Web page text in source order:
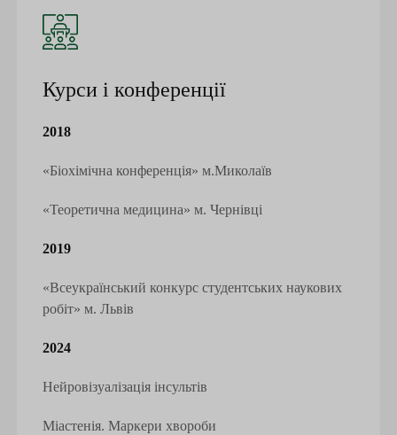
Курси і конференції
2018
«Біохімічна конференція» м.Миколаїв
«Теоретична медицина» м. Чернівці
2019
«Всеукраїнський конкурс студентських наукових
робіт» м. Львів
2024
Нейровізуалізація інсультів
Міастенія. Маркери хвороби